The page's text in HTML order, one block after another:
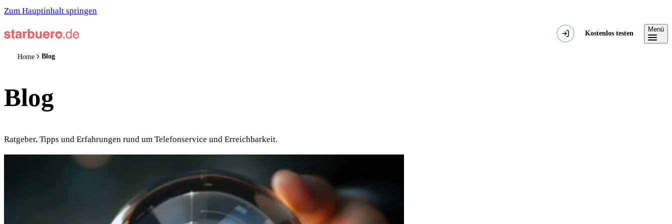
Zum Hauptinhalt springen
Kostenlos testen
Menü
Home Blog
Blog
Ratgeber, Tipps und Erfahrungen rund um Telefonservice und Erreichbarkeit.